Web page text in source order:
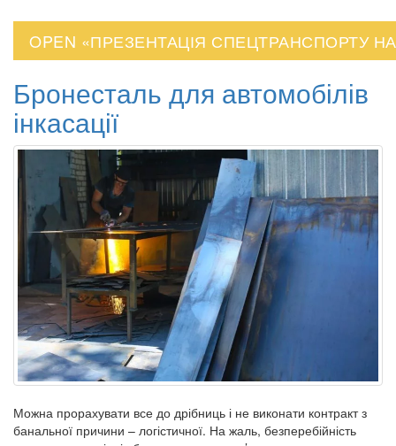
OPEN «ПРЕЗЕНТАЦІЯ СПЕЦТРАНСПОРТУ
Бронесталь для автомобілів
інкасації
Можна прорахувати все до дрібниць і не виконати контракт з
банальної причини – логістичної. На жаль, безперебійність